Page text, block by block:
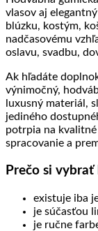
vlasov aj
blúzku, kostým,
nadčasovému
oslavu, svadbu,
Ak hľadáte
výnimočný,
luxusný materiál,
jediného
potrpia na
spracovanie a
Prečo si
existuje iba
je súčasťou
je ručne